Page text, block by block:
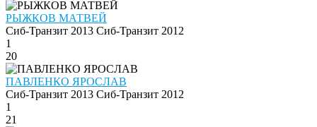
РЫЖКОВ МАТВЕЙ
Сиб-Транзит 2013 Сиб-Транзит 2012
1
20
ПАВЛЕНКО ЯРОСЛАВ
Сиб-Транзит 2013 Сиб-Транзит 2012
1
21